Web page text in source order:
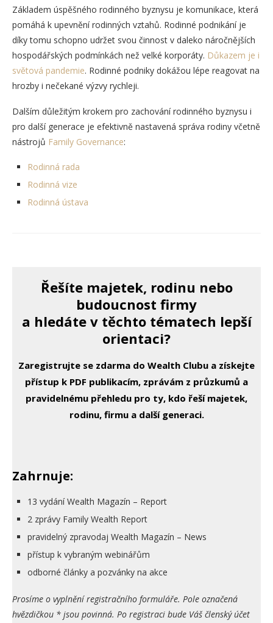
Základem úspěšného rodinného byznysu je komunikace, která
pomáhá k upevnění rodinných vztahů. Rodinné podnikání je
díky tomu schopno udržet svou činnost v daleko náročnějších
hospodářských podmínkách než velké korporáty. Důkazem je i
světová pandemie. Rodinné podniky dokážou lépe reagovat na
hrozby i nečekané výzvy rychleji.
Dalším důležitým krokem pro zachování rodinného byznysu i
pro další generace je efektivně nastavená správa rodiny včetně
nástrojů Family Governance:
Rodinná rada
Rodinná vize
Rodinná ústava
Řešíte majetek, rodinu nebo
budoucnost firmy
a hledáte v těchto tématech lepší
orientaci?
Zaregistrujte se zdarma do Wealth Clubu a získejte
přístup k PDF publikacím, zprávám z průzkumů a
pravidelnému přehledu pro ty, kdo řeší majetek,
rodinu, firmu a další generaci.
Zahrnuje:
13 vydání Wealth Magazín – Report
2 zprávy Family Wealth Report
pravidelný zpravodaj Wealth Magazín – News
přístup k vybraným webinářům
odborné články a pozvánky na akce
Prosíme o vyplnění registračního formuláře. Pole označená
hvězdičkou * jsou povinná. Po registraci bude Váš členský účet